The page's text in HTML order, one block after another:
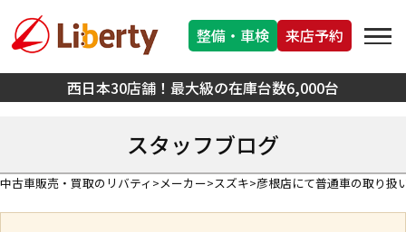
西日本30店舗！最大級の在庫台数6,000台
整備・車検 来店予約
スタッフブログ
中古車販売・買取のリバティ メーカー スズキ 彦根店にて普通車の取り扱